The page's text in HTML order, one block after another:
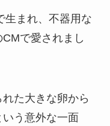
生まれ、不器用な
で愛されまし
た大きな卵から
う意外な一面